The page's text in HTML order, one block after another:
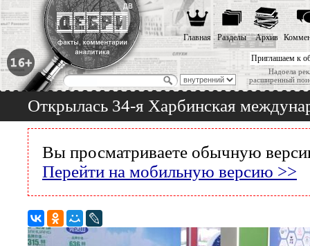
Приглашаем к
Надоела
расширенный
Главная Разделы Архив
Открылась 34-я Харбинская
Вы просматриваете обычную
Перейти на мобильную версию >>